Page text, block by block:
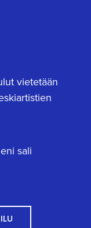
vietetään
sali